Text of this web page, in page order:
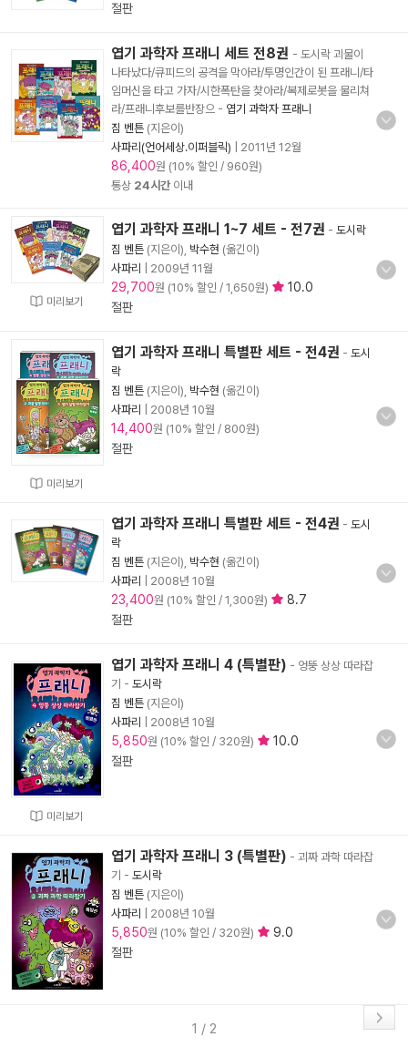
절판
엽기 과학자 프래니 세트 전8권 - 도시락 괴물이
나타났다/큐피드의 공격을 막아라/투명인간이 된 프래니/타
임머신을 타고 가자/시한폭탄을 찾아라/복제로봇을 물리쳐
라/프래니후보를반장으 - 엽기 과학자 프래니
짐 벤튼 (지은이)
사파리(언어세상.이퍼블릭)
2011년 12월
86,400원 (10% 할인 / 960원)
통상 24시간이내
미리보기
엽기 과학자 프래니 1~7 세트 - 전7권 - 도시락
짐 벤튼 (지은이), 박수현 (옮긴이)
사파리
2009년 11월
29,700원 (10% 할인 / 1,650원)
10.0
절판
미리보기
엽기 과학자 프래니 특별판 세트 - 전4권 - 도시
락
짐 벤튼 (지은이), 박수현 (옮긴이)
사파리
2008년 10월
14,400원 (10% 할인 / 800원)
절판
엽기 과학자 프래니 특별판 세트 - 전4권 - 도시
락
짐 벤튼 (지은이), 박수현 (옮긴이)
사파리
2008년 10월
23,400원 (10% 할인 / 1,300원)
8.7
절판
미리보기
엽기 과학자 프래니 4 (특별판) - 엉뚱 상상 따라잡
기 - 도시락
짐 벤튼 (지은이)
사파리
2008년 10월
5,850원 (10% 할인 / 320원)
10.0
절판
엽기 과학자 프래니 3 (특별판) - 괴짜 과학 따라잡
기 - 도시락
짐 벤튼 (지은이)
사파리
2008년 10월
5,850원 (10% 할인 / 320원)
9.0
절판
1 / 2